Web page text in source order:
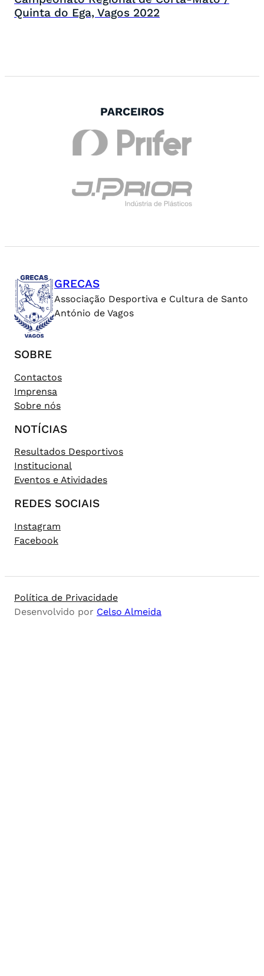
Quinta do Ega, Vagos 2022
PARCEIROS
GRECAS
Associação Desportiva e Cultura de Santo
António de Vagos
SOBRE
Contactos
Imprensa
Sobre nós
NOTÍCIAS
Resultados Desportivos
Institucional
Eventos e Atividades
REDES SOCIAIS
Instagram
Facebook
Política de Privacidade
Desenvolvido por Celso Almeida